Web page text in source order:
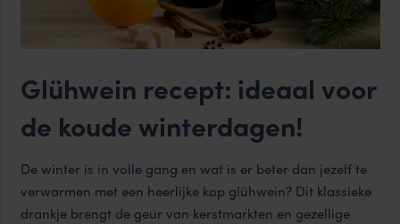
Glühwein recept: ideaal voor
de koude winterdagen!
De winter is in volle gang en wat is er beter dan jezelf te
verwarmen met een heerlijke kop glühwein? Dit klassieke
drankje brengt de geur van kerstmarkten en gezellige